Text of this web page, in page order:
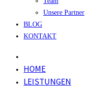
Unsere Partner
BLOG
KONTAKT
HOME
LEISTUNGEN